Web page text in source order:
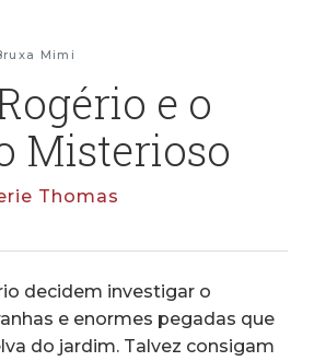
Mimi
e o
Misterioso
Thomas
decidem investigar o
e enormes pegadas que
do jardim. Talvez consigam